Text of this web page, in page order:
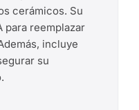
cerámicos. Su
para reemplazar
incluye
su